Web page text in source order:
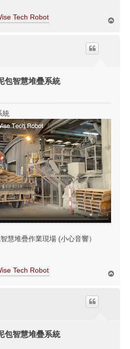
Tech Robot
包智慧堆疊系統
統
慧堆疊作業現場 (小心音響）
Tech Robot
包智慧堆疊系統